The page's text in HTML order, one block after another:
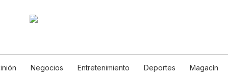
Negocios Entretenimiento Deportes Magacín